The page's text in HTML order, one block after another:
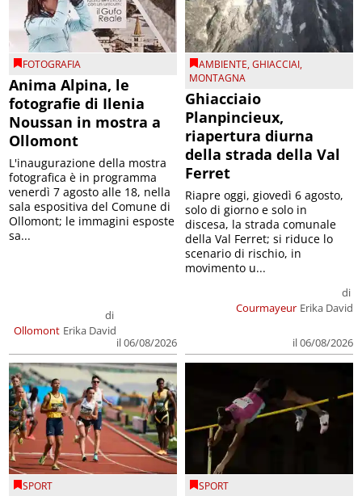
FOTOGRAFIA
Anima Alpina, le
fotografie di Ilenia
Noussan in mostra a
Ollomont
Ollomont
di
Erika David
il 06/08/2026
L'inaugurazione della mostra
fotografica è in programma
venerdì 7 agosto alle 18, nella
sala espositiva del Comune di
Ollomont; le immagini esposte
sa...
AMBIENTE,GHIACCIAI,
MONTAGNA
Ghiacciaio
Planpincieux,
riapertura diurna
della strada della Val
Ferret
Courmayeur
di
Erika David
il 06/08/2026
Riapre oggi, giovedì 6 agosto,
solo di giorno e solo in
discesa, la strada comunale
della Val Ferret; si riduce lo
scenario di rischio, in
movimento u...
SPORT SPORT